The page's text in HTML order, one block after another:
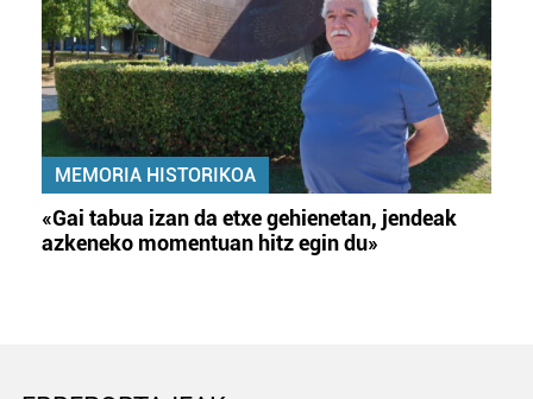
MEMORIA HISTORIKOA
«Gai tabua izan da etxe gehienetan, jendeak
azkeneko momentuan hitz egin du»